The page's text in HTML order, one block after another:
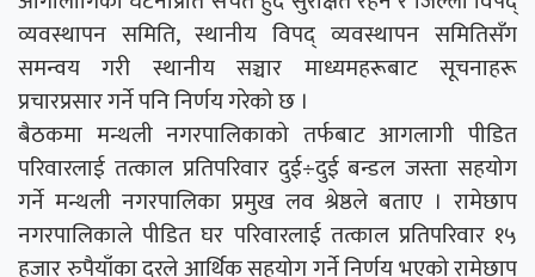
व्यवस्थापन समिति, स्थानीय विपद् व्यवस्थापन समितिसँग
समन्वय गरी स्थानीय सञ्चार माध्यमहरूबाट सूचनाहरू
प्रचारप्रसार गर्ने पनि निर्णय गरेको छ ।
बैठकमा मन्थली नगरपालिकाको तर्फबाट आगलागी पीडित
परिवारलाई तत्काल प्रतिपरिवार दुई÷दुई बन्डल जस्ता सहयोग
गर्ने मन्थली नगरपालिका प्रमुख लव श्रेष्ठले बताए । रामेछाप
नगरपालिकाले पीडित घर परिवारलाई तत्काल प्रतिपरिवार १५
हजार रुपैयाँका दरले आर्थिक सहयोग गर्ने निर्णय भएको रामेछाप